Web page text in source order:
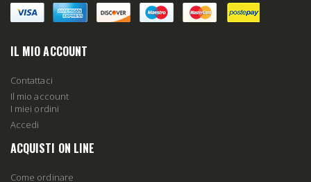
IL MIO ACCOUNT
Contattaci
Il mio account
I miei ordini
Accedi
ACQUISTI ON LINE
Come ordinare